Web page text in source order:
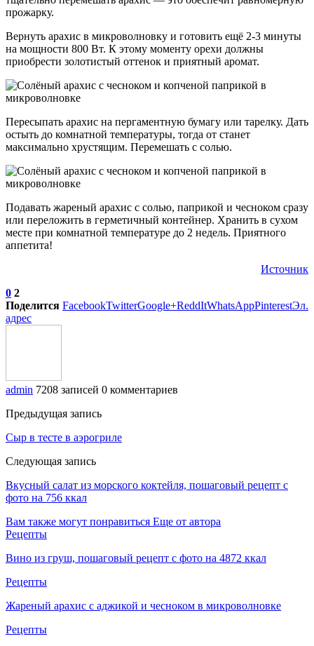
прожарку.
Вернуть арахис в микроволновку и готовить ещё 2-3 минуты
на мощности 800 Вт. К этому моменту орехи должны
приобрести золотистый оттенок и приятный аромат.
Пересыпать арахис на пергаментную бумагу или тарелку. Дать
остыть до комнатной температуры, тогда от станет
максимально хрустящим. Перемешать с солью.
Подавать жареный арахис с солью, паприкой и чесноком сразу
или переложить в герметичный контейнер. Хранить в сухом
месте при комнатной температуре до 2 недель. Приятного
аппетита!
Источник
0 2
Поделится FacebookTwitterGoogle+ReddItWhatsAppPinterestЭл.
адрес
admin 7208 записей 0 комментариев
Предыдущая запись
Сыр в тесте в аэрогриле
Следующая запись
Вкусный салат из морского коктейля, пошаговый рецепт с
фото на 756 ккал
Вам также могут понравиться Еще от автора
Рецепты
Вино из груш, пошаговый рецепт с фото на 4872 ккал
Рецепты
Жареный арахис с аджикой и чесноком в микроволновке
Рецепты